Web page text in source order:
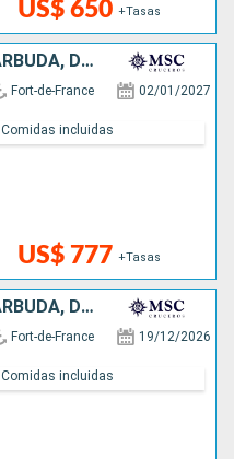
US$ 650 +Tasas
SAN MARTÍN, ANTIGUA Y BARBUDA, DOMINICA
Fort-de-France 02/01/2027
US$ 777 +Tasas
Comidas incluidas
SAN MARTÍN, ANTIGUA Y BARBUDA, DOMINICA
Fort-de-France 19/12/2026
Comidas incluidas